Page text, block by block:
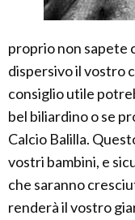
proprio non sapete
dispersivo il vostro
consiglio utile
bel biliardino o se
Calcio Balilla.
vostri bambini, e
che saranno
renderà il vostro